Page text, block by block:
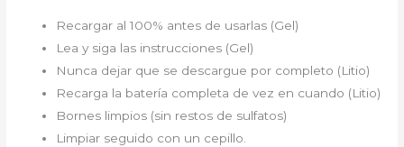
Recargar al 100% antes de usarlas (Gel)
Lea y siga las instrucciones (Gel)
Nunca dejar que se descargue por completo (Litio)
Recarga la batería completa de vez en cuando (Litio)
Bornes limpios (sin restos de sulfatos)
Limpiar seguido con un cepillo.